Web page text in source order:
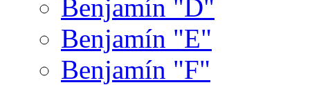
Benjamín "D"
Benjamín "E"
Benjamín "F"